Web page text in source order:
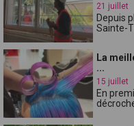
21 juillet
Depuis
Sainte-
La
...
15 juillet
En